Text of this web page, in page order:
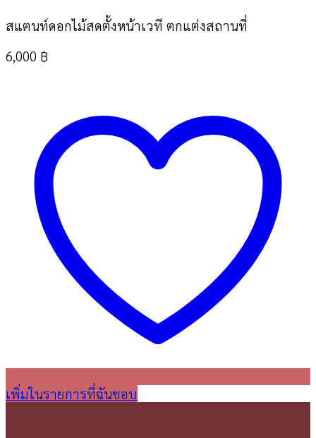
สแตนท์ดอกไม้สดตั้งหน้าเวที ตกแต่งสถานที่
6,000 ฿
เพิ่มในรายการที่ฉันชอบ